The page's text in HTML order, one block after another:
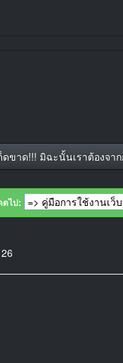
ขาด!!! มิฉะนั้นเราต้องจา
ดไป:
26